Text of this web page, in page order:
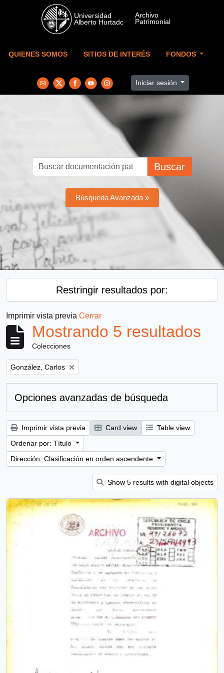
Skip to main content
QUIENES SOMOS SITIOS DE INTERÉS FONDOS
Iniciar sesión
Buscar
Búsqueda Avanzada »
Restringir resultados por:
Imprimir vista previa Cerrar
Mostrando 5 resultados
Colecciones
Remove filter:
González, Carlos
Opciones avanzadas de búsqueda
Imprimir vista previa Card view
Table view
Ordenar por: Título
Dirección: Clasificación en orden ascendente
Show 5 results with digital objects